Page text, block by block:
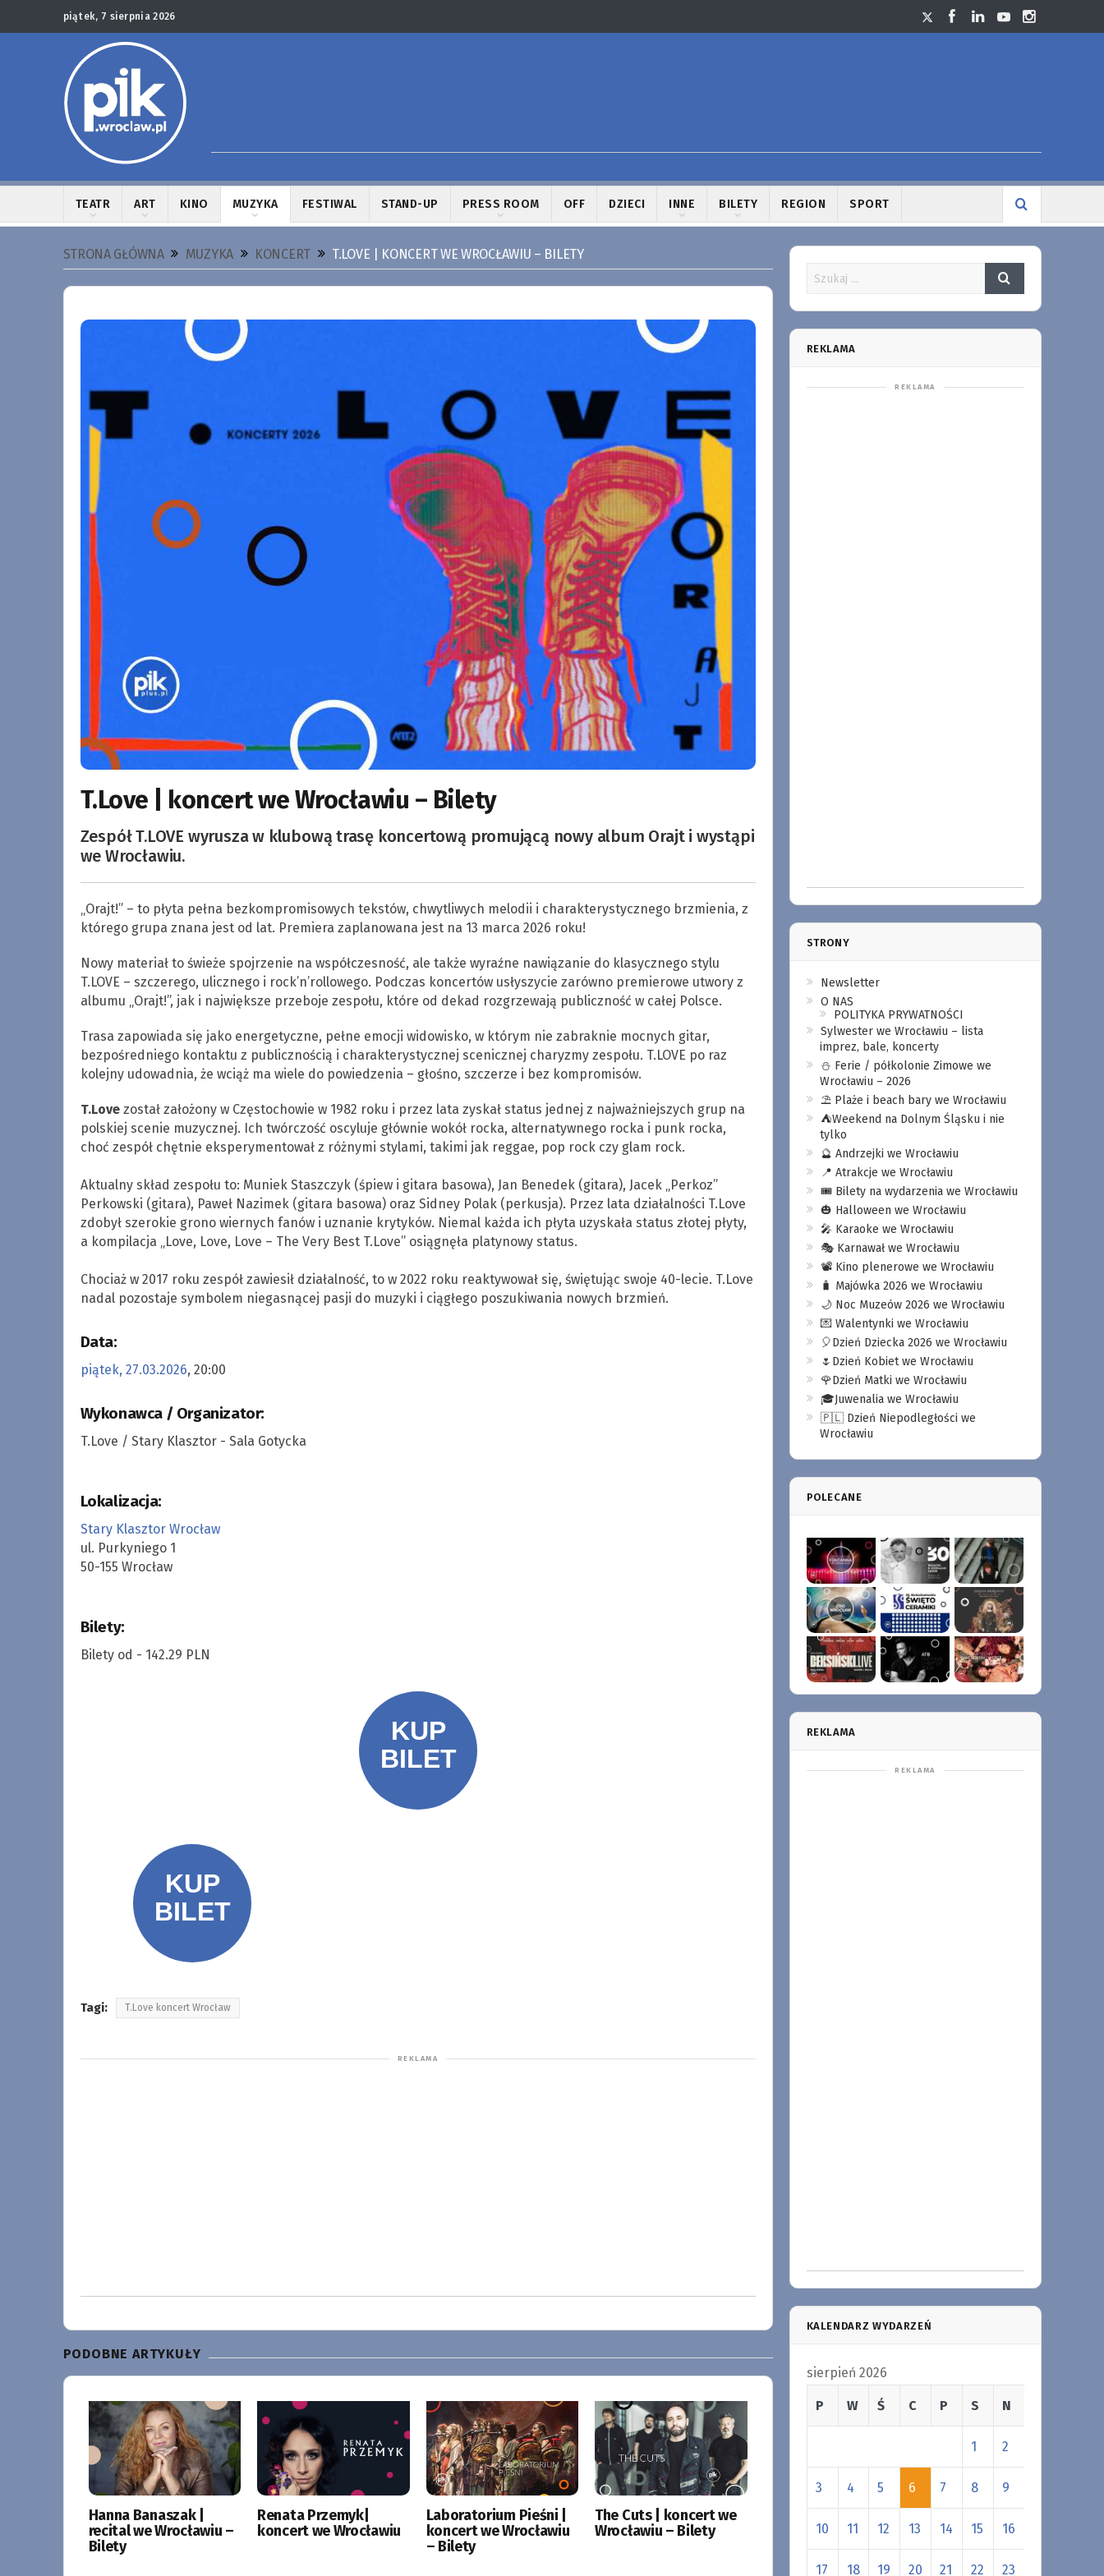
piątek, 7 sierpnia 2026
TEATR ART KINO MUZYKA FESTIWAL STAND-UP PRESS ROOM OFF DZIECI INNE BILETY REGION SPORT
STRONA GŁÓWNA MUZYKA KONCERT T.LOVE | KONCERT WE WROCŁAWIU – BILETY
T.Love | koncert we Wrocławiu – Bilety
Zespół T.LOVE wyrusza w klubową trasę koncertową promującą nowy album Orajt i wystąpi
we Wrocławiu.
„Orajt!” – to płyta pełna bezkompromisowych tekstów, chwytliwych melodii i charakterystycznego brzmienia, z
którego grupa znana jest od lat. Premiera zaplanowana jest na 13 marca 2026 roku!
Nowy materiał to świeże spojrzenie na współczesność, ale także wyraźne nawiązanie do klasycznego stylu
T.LOVE – szczerego, ulicznego i rock’n’rollowego. Podczas koncertów usłyszycie zarówno premierowe utwory z
albumu „Orajt!”, jak i największe przeboje zespołu, które od dekad rozgrzewają publiczność w całej Polsce.
Trasa zapowiada się jako energetyczne, pełne emocji widowisko, w którym nie zabraknie mocnych gitar,
bezpośredniego kontaktu z publicznością i charakterystycznej scenicznej charyzmy zespołu. T.LOVE po raz
kolejny udowadnia, że wciąż ma wiele do powiedzenia – głośno, szczerze i bez kompromisów.
T.Lovezostał założony w Częstochowie w 1982 roku i przez lata zyskał status jednej z najważniejszych grup na
polskiej scenie muzycznej. Ich twórczość oscyluje głównie wokół rocka, alternatywnego rocka i punk rocka,
choć zespół chętnie eksperymentował z różnymi stylami, takimi jak reggae, pop rock czy glam rock.
Aktualny skład zespołu to: Muniek Staszczyk (śpiew i gitara basowa), Jan Benedek (gitara), Jacek „Perkoz”
Perkowski (gitara), Paweł Nazimek (gitara basowa) oraz Sidney Polak (perkusja). Przez lata działalności T.Love
zdobył szerokie grono wiernych fanów i uznanie krytyków. Niemal każda ich płyta uzyskała status złotej płyty,
a kompilacja „Love, Love, Love – The Very Best T.Love” osiągnęła platynowy status.
Chociaż w 2017 roku zespół zawiesił działalność, to w 2022 roku reaktywował się, świętując swoje 40-lecie. T.Love
nadal pozostaje symbolem niegasnącej pasji do muzyki i ciągłego poszukiwania nowych brzmień.
Data:
piątek, 27.03.2026, 20:00
Wykonawca / Organizator:
T.Love / Stary Klasztor - Sala Gotycka
Lokalizacja:
Stary Klasztor Wrocław
ul. Purkyniego 1
50-155 Wrocław
Bilety:
Bilety od - 142.29 PLN
Tagi: T.Love koncert Wrocław
PODOBNE ARTYKUŁY
Hanna Banaszak |
recital we Wrocławiu –
Bilety
Renata Przemyk|
koncert we Wrocławiu
Laboratorium Pieśni |
koncert we Wrocławiu
– Bilety
The Cuts | koncert we
Wrocławiu – Bilety
REKLAMA
STRONY
Newsletter
O NAS
POLITYKA PRYWATNOŚCI
Sylwester we Wrocławiu – lista
imprez, bale, koncerty
⛄️ Ferie / półkolonie Zimowe we
Wrocławiu – 2026
⛱️ Plaże i beach bary we Wrocławiu
⛺️Weekend na Dolnym Śląsku i nie
tylko
🔮 Andrzejki we Wrocławiu
📍 Atrakcje we Wrocławiu
🎟️ Bilety na wydarzenia we Wrocławiu
🎃 Halloween we Wrocławiu
🎤 Karaoke we Wrocławiu
🎭 Karnawał we Wrocławiu
📽️ Kino plenerowe we Wrocławiu
🧳 Majówka 2026 we Wrocławiu
🌙 Noc Muzeów 2026 we Wrocławiu
💌 Walentynki we Wrocławiu
🎈Dzień Dziecka 2026 we Wrocławiu
🌷Dzień Kobiet we Wrocławiu
🌹Dzień Matki we Wrocławiu
🎓Juwenalia we Wrocławiu
🇵🇱 Dzień Niepodległości we
Wrocławiu
POLECANE
REKLAMA
KALENDARZ WYDARZEŃ
sierpień 2026
P W Ś C P S N
1 2
3 4 5 6 7 8 9
10 11 12 13 14 15 16
17 18 19 20 21 22 23